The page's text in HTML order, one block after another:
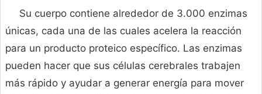
Su cuerpo contiene alrededor de 3.000 enzimas
únicas, cada una de las cuales acelera la reacción
para un producto proteico específico. Las enzimas
pueden hacer que sus células cerebrales trabajen
más rápido y ayudar a generar energía para mover